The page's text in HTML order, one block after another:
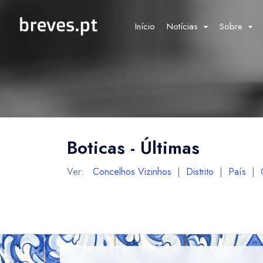
Início Notícias Sobre
Boticas - Últimas
Ver: Concelhos Vizinhos | Distrito | País |